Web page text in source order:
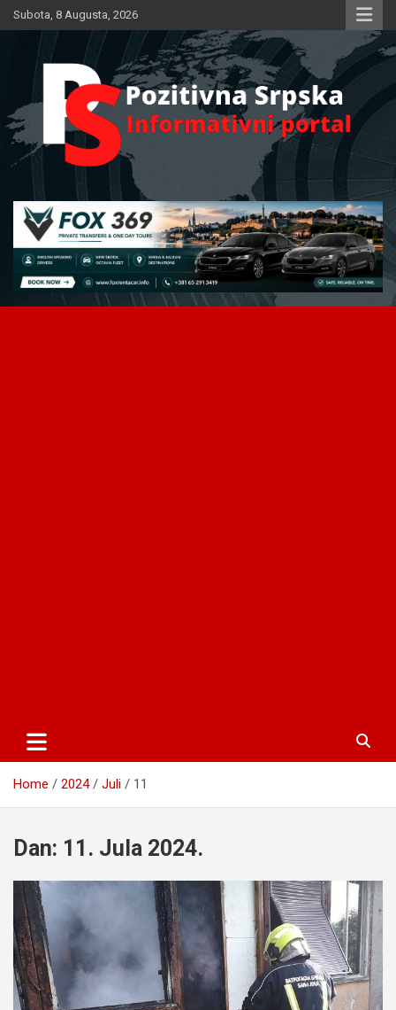
Skip
to
Subota, 8 Augusta, 2026
Pozitivna Srpska
Home 2024 Juli 11
Dan: 11. Jula 2024.